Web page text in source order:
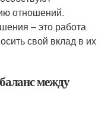
отношений.
– это работа
свой вклад в их
между